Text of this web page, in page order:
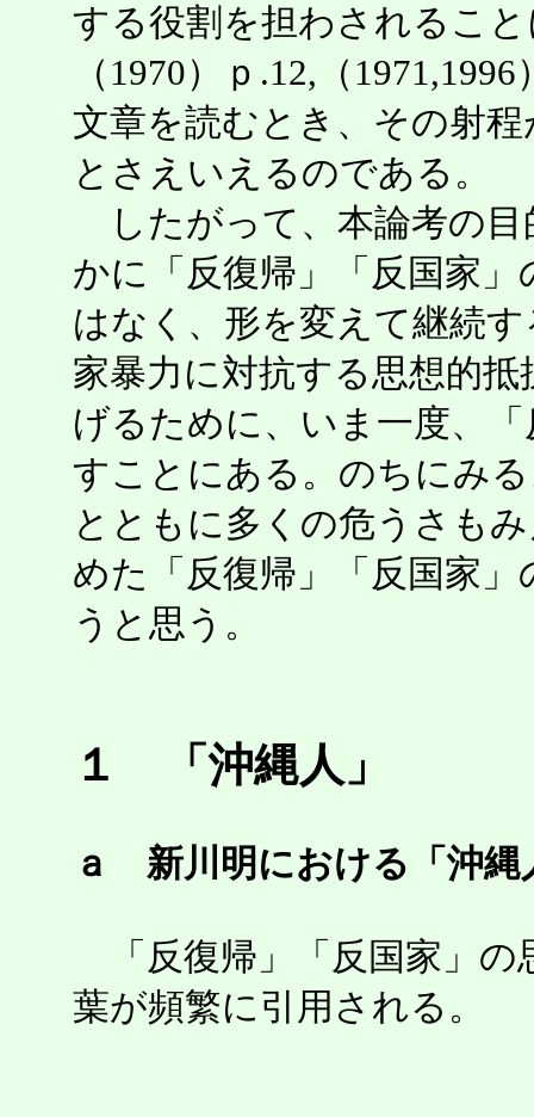
する役割を担わされるこ
（1970）ｐ.12,（
文章を読むとき、その射
とさえいえるのである。
したがって、本論考の目
かに「反復帰」「反国家
はなく、形を変えて継続
家暴力に対抗する思想的
げるために、いま一度、
すことにある。のちにみ
とともに多くの危うさも
めた「反復帰」「反国家
うと思う。
１ 「沖縄人」
ａ 新川明における「沖縄
「反復帰」「反国家」の
葉が頻繁に引用される。